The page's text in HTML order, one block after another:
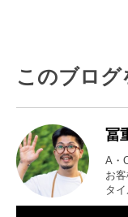
このブログ
冨
A・
お
タ